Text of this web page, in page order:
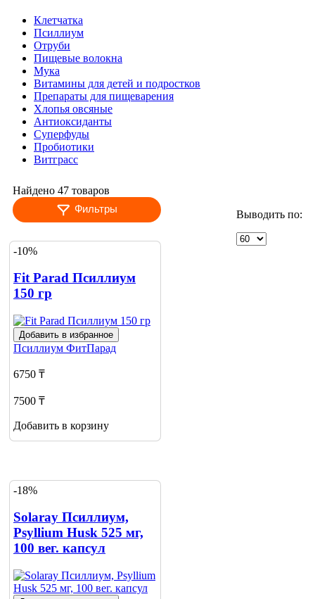
Клетчатка
Псиллиум
Отруби
Пищевые волокна
Мука
Витамины для детей и подростков
Препараты для пищеварения
Хлопья овсяные
Антиоксиданты
Суперфуды
Пробиотики
Витграсс
Найдено 47 товаров
Фильтры
Выводить по:
-10%
Fit Parad Псиллиум
150 гр
Добавить в избранное
Псиллиум ФитПарад
6750 ₸
7500 ₸
Добавить в корзину
-18%
Solaray Псиллиум,
Psyllium Husk 525 мг,
100 вег. капсул